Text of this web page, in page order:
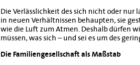
Die Verlässlichkeit des sich nicht oder nur
in neuen Verhältnissen behaupten, sie
wie die Luft zum Atmen. Deshalb dürfen
müssen, was sich – und sei es um des
Die Familiengesellschaft als Maßstab